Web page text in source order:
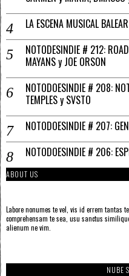
LA ESCENA MUSICAL
NOTODESINDIE # 212:
MAYANS y JOE ORSON
NOTODOESINDIE # 208:
TEMPLES y SVSTO
NOTODOESINDIE # 207:
NOTODOESINDIE # 206:
ABOUT US
Labore nonumes te vel, vis id errem tantas
comprehensam te sea, usu sanctus
alienum ne vim.
NUBE